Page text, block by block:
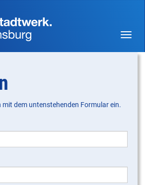
Menü
mit dem untenstehenden Formular ein.